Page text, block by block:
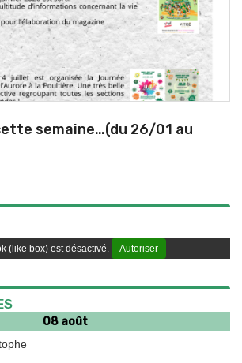
semaine…(du 26/01 au
(like box) est désactivé. Autoriser
08 août